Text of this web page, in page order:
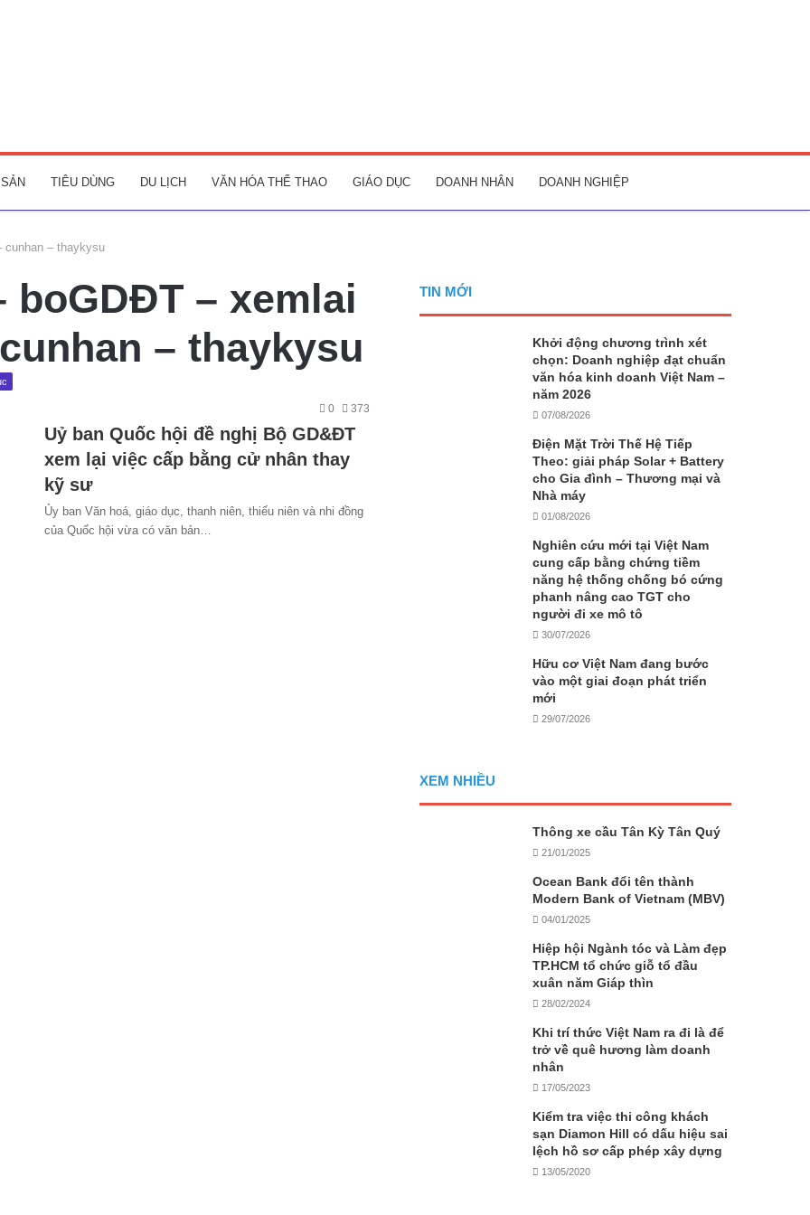
TIÊU DÙNG DU LỊCH VĂN HÓA THỂ THAO GIÁO DỤC DOANH NHÂN DOANH NGHIỆP
cunhan – thaykysu
boGDĐT – xemlai
– thaykysu
0 373
Uỷ ban Quốc hội đề nghị Bộ GD&ĐT
xem lại việc cấp bằng cử nhân thay
kỹ sư
Ủy ban Văn hoá, giáo dục, thanh niên, thiếu niên và nhi đồng
của Quốc hội vừa có văn bản…
TIN MỚI
Khởi động chương trình xét
chọn: Doanh nghiệp đạt chuẩn
văn hóa kinh doanh Việt Nam –
năm 2026
07/08/2026
Điện Mặt Trời Thế Hệ Tiếp
Theo: giải pháp Solar + Battery
cho Gia đình – Thương mại và
Nhà máy
01/08/2026
Nghiên cứu mới tại Việt Nam
cung cấp bằng chứng tiềm
năng hệ thống chống bó cứng
phanh nâng cao TGT cho
người đi xe mô tô
30/07/2026
Hữu cơ Việt Nam đang bước
vào một giai đoạn phát triển
mới
29/07/2026
XEM NHIỀU
Thông xe cầu Tân Kỳ Tân Quý
21/01/2025
Ocean Bank đổi tên thành
Modern Bank of Vietnam (MBV)
04/01/2025
Hiệp hội Ngành tóc và Làm đẹp
TP.HCM tổ chức giỗ tổ đầu
xuân năm Giáp thìn
28/02/2024
Khi trí thức Việt Nam ra đi là để
trở về quê hương làm doanh
nhân
17/05/2023
Kiểm tra việc thi công khách
sạn Diamon Hill có dấu hiệu sai
lệch hồ sơ cấp phép xây dựng
13/05/2020